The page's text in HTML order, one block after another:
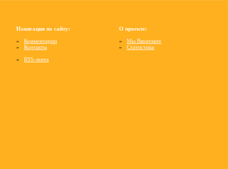
Навигация по сайту:
» Комментарии
» Контакты
» RSS-лента
О проекте:
» Мы Вконтакте
» Статистика